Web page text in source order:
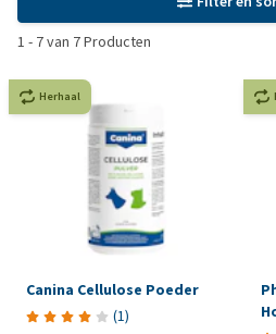
1 - 7van 7Producten
Herhaal
Canina Cellulose Poeder
(1)